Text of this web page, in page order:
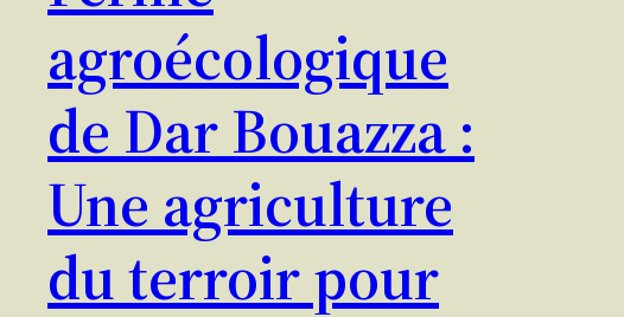
agroécologique
de Dar Bouazza :
Une agriculture
du terroir pour